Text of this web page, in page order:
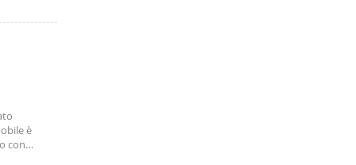
è
con